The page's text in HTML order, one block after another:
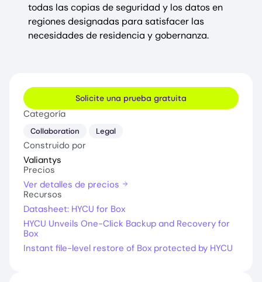
todas las copias de seguridad y los datos en
regiones designadas para satisfacer las
necesidades de residencia y gobernanza.
Solicite una prueba gratuita
Categoría
Collaboration Legal
Construido por
Valiantys
Precios
Ver detalles de precios
Recursos
Datasheet: HYCU for Box
HYCU Unveils One-Click Backup and Recovery for
Box
Instant file-level restore of Box protected by HYCU